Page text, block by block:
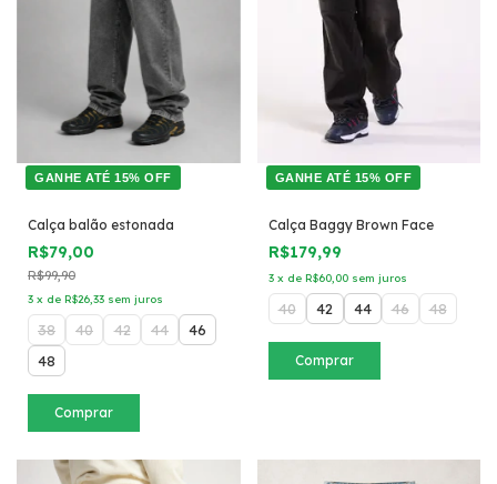
GANHE ATÉ 15% OFF
Calça balão estonada
R$79,00
R$99,90
3 x de R$26,33 sem juros
38 40 42 44
46
48
Comprar
GANHE ATÉ 15% OFF
Calça Baggy Brown Face
R$179,99
3 x de R$60,00 sem juros
40 42 44 46 48
Comprar